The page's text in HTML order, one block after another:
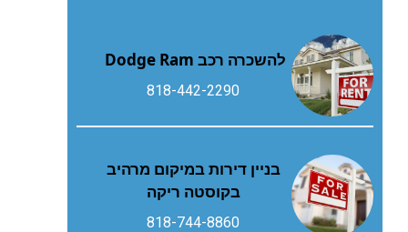
להשכרה רכב Dodge Ram
818-442-2290
בניין דירות במיקום מרהיב
בקוסטה ריקה
818-744-8860